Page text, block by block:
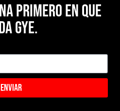
primero en Que
Gye.
Enviar